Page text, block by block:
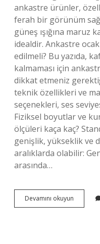
ankastre ürünler,
ferah bir görünüm
güneş ışığına maruz
idealdir. Ankastre
edilmeli? Bu yazıda,
kalmaması için
dikkat etmeniz
teknik özellikleri ve
seçenekleri, ses
Fiziksel boyutlar ve
ölçüleri kaça kaç?
genişlik, yükseklik ve
aralıklarda olabilir:
arasında…
Devamını okuyun
Lü